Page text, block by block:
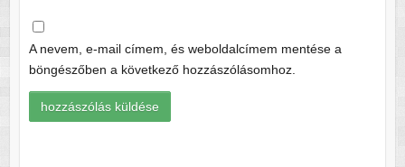
A nevem, e-mail címem, és weboldalcímem mentése a
böngészőben a következő hozzászólásomhoz.